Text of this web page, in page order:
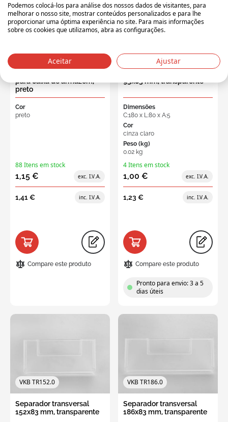
para caixa de armazém,
preto
Cor
preto
88 Itens em stock
1,15 €
1,41 €
Compare este produto
93x83 mm, transparente
Dimensões
C:180 x L:80 x A:5
Cor
cinza claro
Peso (kg)
0.02 kg
4 Itens em stock
1,00 €
1,23 €
Compare este produto
Pronto para envio: 3 a 5
dias úteis
VKB TR152.0
Separador transversal
152x83 mm, transparente
VKB TR186.0
Separador transversal
186x83 mm, transparente
Podemos colocá-los para análise dos nossos dados de visitantes, para
melhorar o nosso site, mostrar conteúdos personalizados e para lhe
proporcionar uma óptima experiência no site. Para mais informações
sobre os cookies que utilizamos, abra as configurações.
Aceitar Ajustar